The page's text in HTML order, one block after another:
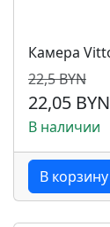
Камера
22,5 BYN
22,05 BYN
В наличии
В корзину